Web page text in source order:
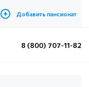
+ Добавить пансионат
8 (800) 707-11-82